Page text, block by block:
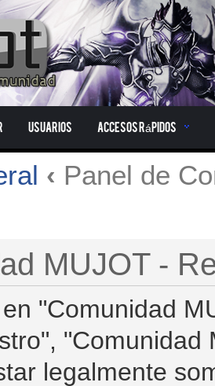
Usuarios Accesos Rápidos
‹ Panel de
MUJOT -
"Comunidad
legalmente